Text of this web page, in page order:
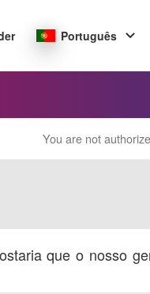
Português
You are not
que o nosso